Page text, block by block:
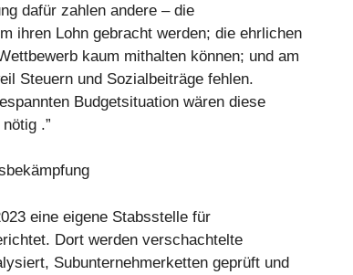
dafür zahlen andere – die
ihren Lohn gebracht werden; die ehrlichen
kaum mithalten können; und am
Steuern und Sozialbeiträge fehlen.
Budgetsituation wären diese
.”
eine eigene Stabsstelle für
Dort werden verschachtelte
Subunternehmerketten geprüft und